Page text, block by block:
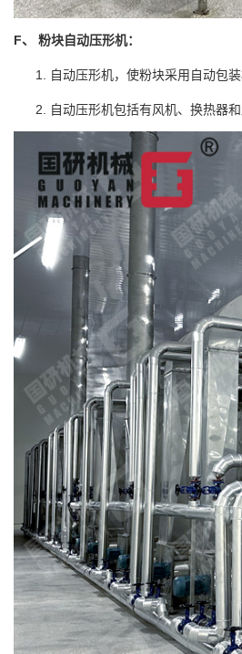
F、 粉块自动压形机：
自动压形机，使粉块采用自动包装
自动压形机包括有风机、换热器和